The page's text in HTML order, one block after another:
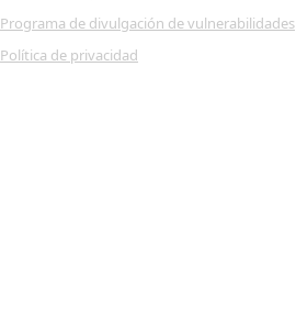
Programa de divulgación de vulnerabilidades
Política de privacidad